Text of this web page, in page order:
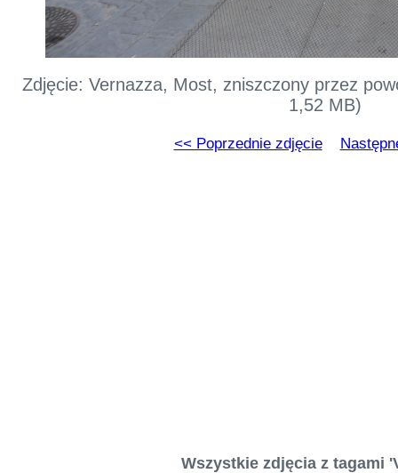
Zdjęcie: Vernazza, Most, zniszczony przez
1,52 MB)
<< Poprzednie zdjęcie
Wszystkie zdjęcia z tagami